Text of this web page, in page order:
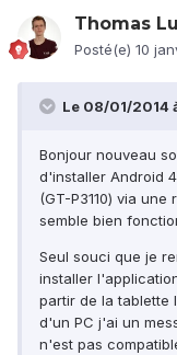
Thomas
Posté(e) 10
Le 08/01/2014
Bonjour nouveau
d'installer Android
(GT-P3110) via
semble bien
Seul souci que je
installer
partir de la tablette
d'un PC j'ai un
n'est pas